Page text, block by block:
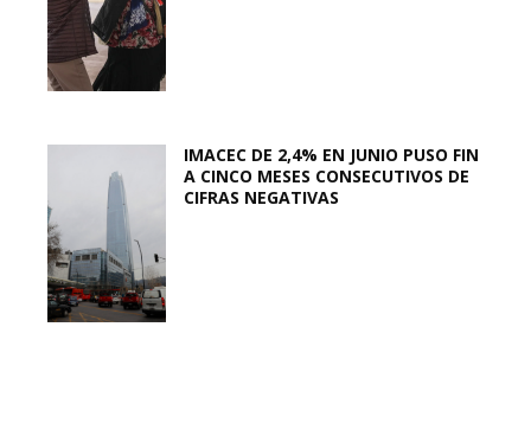
IMACEC DE 2,4% EN JUNIO PUSO FIN
A CINCO MESES CONSECUTIVOS DE
CIFRAS NEGATIVAS